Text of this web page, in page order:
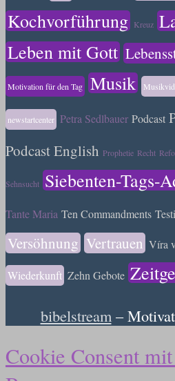
Kochvorführung Kreuz
Leben mit Gott
Motivation für den Tag Musik
newstartcenter Petra Sedlbauer Podcast
Podcast English Prophetie Recht
Sehnsucht Siebenten-Tags-
Tante Maria Ten Commandments
Versöhnung Vertrauen Víra
Wiederkunft Zehn Gebote
bibelstream–
Cookie Consent